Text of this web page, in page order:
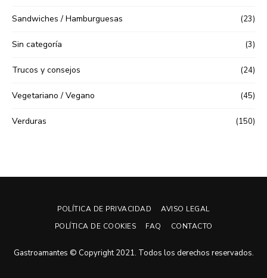
Sandwiches / Hamburguesas (23)
Sin categoría (3)
Trucos y consejos (24)
Vegetariano / Vegano (45)
Verduras (150)
POLÍTICA DE PRIVACIDAD
AVISO LEGAL
POLÍTICA DE COOKIES
FAQ CONTACTO
Gastroamantes © Copyright 2021. Todos los derechos reservados.